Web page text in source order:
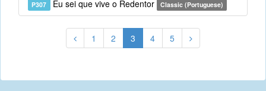
P307 Eu sei que vive o Redentor Classic (Portuguese)
1 2 3 4 5